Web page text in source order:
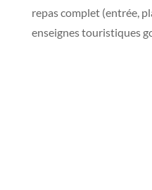
repas complet (entrée,
enseignes touristiques